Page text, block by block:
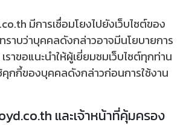
มีการเชื่อมโยงไปยังเว็บไซต์ของ
าบว่าบุคคลดังกล่าวอาจมีนโยบายการ
ราขอแนะนำให้ผู้เยี่ยมชมเว็บไซต์ทุกท่าน
คุกกี้ของบุคคลดังกล่าวก่อนการใช้งาน
และเจ้าหน้าที่คุ้มครอง